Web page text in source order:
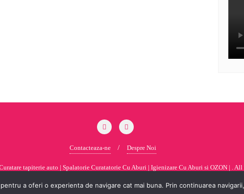
Contacteaza-ne Despre Noi
tapiterie auto | Spalatorie Curatatorie Cu Aburi | Igienizare Cu Aburi si OZON | . All
a oferi o experienta de navigare cat mai buna. Prin continuarea